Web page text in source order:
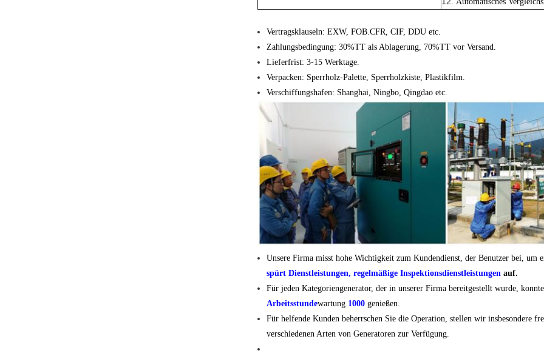
Vertragsklauseln: EXW, FOB.CFR, CIF, DDU etc.
Zahlungsbedingung: 30%TT als Ablagerung, 70%TT vor Versand.
Lieferfrist: 3-15 Werktage.
Verpacken: Sperrholz-Palette, Sperrholzkiste, Plastikfilm.
Verschiffungshafen: Shanghai, Ningbo, Qingdao etc.
Unsere Firma misst hohe Wichtigkeit zum Kundendienst, der Benutzer bei, um
spürt Dienstleistungen, regelmäßige Inspektionsdienstleistungen auf.
Für jeden Kategoriengenerator, der in unserer Firma bereitgestellt wurde,
Arbeitsstundewartung 1000 genießen.
Für helfende Kunden beherrschen Sie die Operation, stellen wir insbesondere
verschiedenen Arten von Generatoren zur Verfügung.